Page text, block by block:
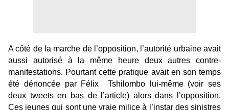
A côté de la marche de l’opposition, l’autorité urbaine avait
aussi autorisé à la même heure deux autres contre-
manifestations. Pourtant cette pratique avait en son temps
été dénoncée par Félix Tshilombo lui-même (voir ses
deux tweets en bas de l’article) alors dans l’opposition.
Ces jeunes qui sont une vraie milice à l’instar des sinistres